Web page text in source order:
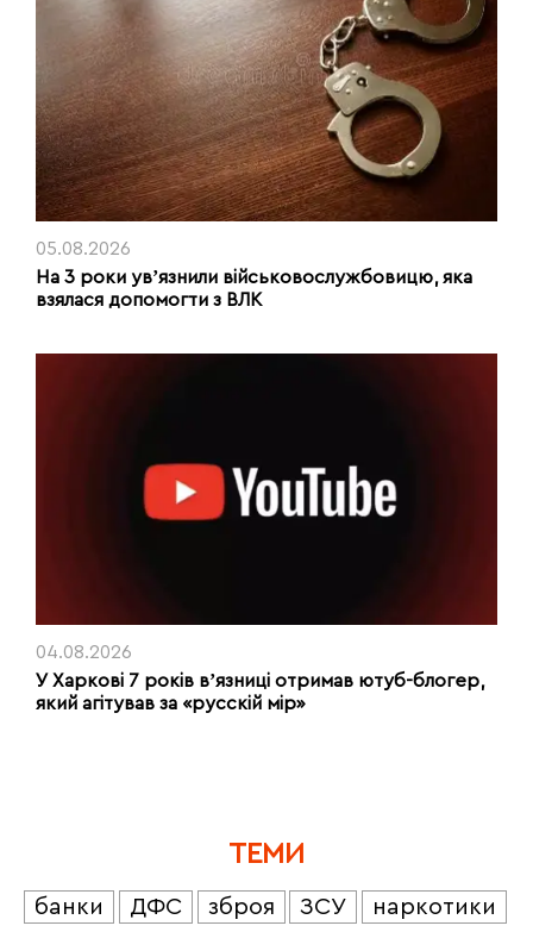
05.08.2026
На 3 роки увʼязнили військовослужбовицю, яка
взялася допомогти з ВЛК
04.08.2026
У Харкові 7 років вʼязниці отримав ютуб-блогер,
який агітував за «русскій мір»
ТЕМИ
банки ДФС зброя ЗСУ
наркотики